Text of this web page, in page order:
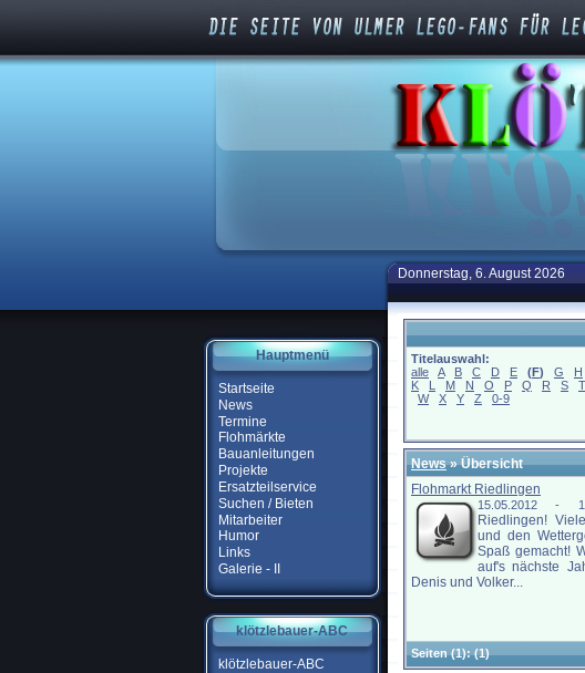
Hauptmenü
Startseite
News
Termine
Flohmärkte
Bauanleitungen
Projekte
Ersatzteilservice
Suchen / Bieten
Mitarbeiter
Humor
Links
Galerie - II
klötzlebauer-ABC
klötzlebauer-ABC
Donnerstag, 6. August 2026
Titelauswahl:
alle
A B C D E (F) G H
K
L M N O P Q R S T
W
X Y Z 0-9
News» Übersicht
Flohmarkt Riedlingen
15.05.2012 -
Riedlingen!
und den
Spaß gemacht!
auf's nächste
Denis und Volker...
Seiten(1):(1)